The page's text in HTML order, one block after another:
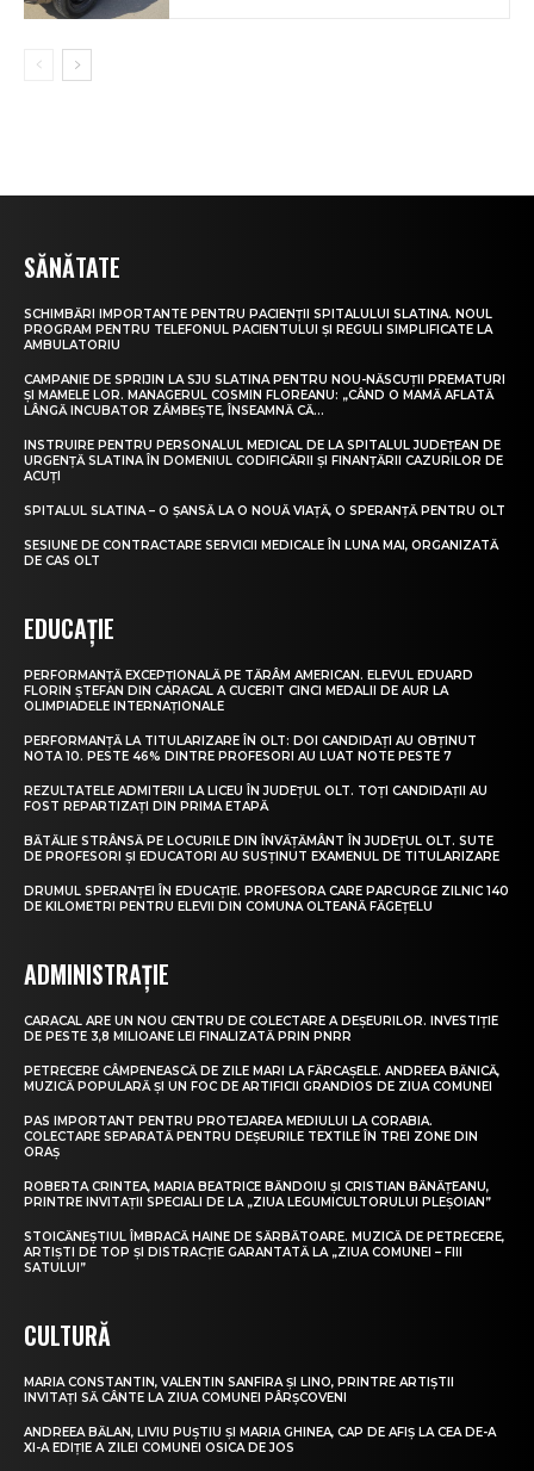
SĂNĂTATE
SCHIMBĂRI IMPORTANTE PENTRU PACIENȚII SPITALULUI SLATINA. NOUL
PROGRAM PENTRU TELEFONUL PACIENTULUI ȘI REGULI SIMPLIFICATE LA
AMBULATORIU
CAMPANIE DE SPRIJIN LA SJU SLATINA PENTRU NOU-NĂSCUȚII PREMATURI
ȘI MAMELE LOR. MANAGERUL COSMIN FLOREANU: „CÂND O MAMĂ AFLATĂ
LÂNGĂ INCUBATOR ZÂMBEȘTE, ÎNSEAMNĂ CĂ...
INSTRUIRE PENTRU PERSONALUL MEDICAL DE LA SPITALUL JUDEȚEAN DE
URGENȚĂ SLATINA ÎN DOMENIUL CODIFICĂRII ȘI FINANȚĂRII CAZURILOR DE
ACUȚI
SPITALUL SLATINA – O ȘANSĂ LA O NOUĂ VIAȚĂ, O SPERANȚĂ PENTRU OLT
SESIUNE DE CONTRACTARE SERVICII MEDICALE ÎN LUNA MAI, ORGANIZATĂ
DE CAS OLT
EDUCAȚIE
PERFORMANȚĂ EXCEPȚIONALĂ PE TĂRÂM AMERICAN. ELEVUL EDUARD
FLORIN ȘTEFAN DIN CARACAL A CUCERIT CINCI MEDALII DE AUR LA
OLIMPIADELE INTERNAȚIONALE
PERFORMANȚĂ LA TITULARIZARE ÎN OLT: DOI CANDIDAȚI AU OBȚINUT
NOTA 10. PESTE 46% DINTRE PROFESORI AU LUAT NOTE PESTE 7
REZULTATELE ADMITERII LA LICEU ÎN JUDEȚUL OLT. TOȚI CANDIDAȚII AU
FOST REPARTIZAȚI DIN PRIMA ETAPĂ
BĂTĂLIE STRÂNSĂ PE LOCURILE DIN ÎNVĂȚĂMÂNT ÎN JUDEȚUL OLT. SUTE
DE PROFESORI ȘI EDUCATORI AU SUSȚINUT EXAMENUL DE TITULARIZARE
DRUMUL SPERANȚEI ÎN EDUCAȚIE. PROFESORA CARE PARCURGE ZILNIC 140
DE KILOMETRI PENTRU ELEVII DIN COMUNA OLTEANĂ FĂGEȚELU
ADMINISTRAȚIE
CARACAL ARE UN NOU CENTRU DE COLECTARE A DEȘEURILOR. INVESTIȚIE
DE PESTE 3,8 MILIOANE LEI FINALIZATĂ PRIN PNRR
PETRECERE CÂMPENEASCĂ DE ZILE MARI LA FĂRCAȘELE. ANDREEA BĂNICĂ,
MUZICĂ POPULARĂ ȘI UN FOC DE ARTIFICII GRANDIOS DE ZIUA COMUNEI
PAS IMPORTANT PENTRU PROTEJAREA MEDIULUI LA CORABIA.
COLECTARE SEPARATĂ PENTRU DEȘEURILE TEXTILE ÎN TREI ZONE DIN
ORAȘ
ROBERTA CRINTEA, MARIA BEATRICE BĂNDOIU ȘI CRISTIAN BĂNĂȚEANU,
PRINTRE INVITAȚII SPECIALI DE LA „ZIUA LEGUMICULTORULUI PLEȘOIAN”
STOICĂNEȘTIUL ÎMBRACĂ HAINE DE SĂRBĂTOARE. MUZICĂ DE PETRECERE,
ARTIȘTI DE TOP ȘI DISTRACȚIE GARANTATĂ LA „ZIUA COMUNEI – FIII
SATULUI”
CULTURĂ
MARIA CONSTANTIN, VALENTIN SANFIRA ȘI LINO, PRINTRE ARTIȘTII
INVITAȚI SĂ CÂNTE LA ZIUA COMUNEI PÂRȘCOVENI
ANDREEA BĂLAN, LIVIU PUȘTIU ȘI MARIA GHINEA, CAP DE AFIȘ LA CEA DE-A
XI-A EDIȚIE A ZILEI COMUNEI OSICA DE JOS